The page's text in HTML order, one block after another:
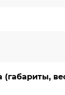
(габариты,